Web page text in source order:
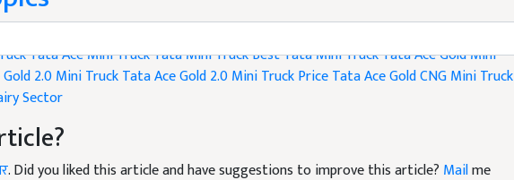
2.0 Mini TruckTata Ace Gold 2.0 Mini Truck PriceTata Ace Gold CNG Mini Truck
Sector
. Did you liked this article and have suggestions to improve this article?
feedback.